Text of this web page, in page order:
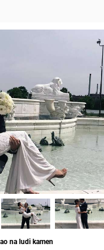
na ludi kamen